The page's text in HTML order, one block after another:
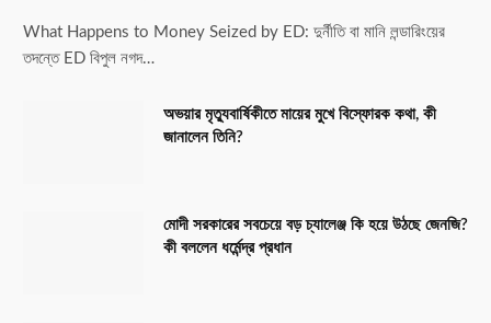
What Happens to Money Seized by ED: দুর্নীতি বা মানি লন্ডারিংয়ের
তদন্তে ED বিপুল নগদ…
অভয়ার মৃত্যুবার্ষিকীতে মায়ের মুখে বিস্ফোরক কথা, কী
জানালেন তিনি?
মোদী সরকারের সবচেয়ে বড় চ্যালেঞ্জ কি হয়ে উঠছে জেনজি?
কী বললেন ধর্মেন্দ্র প্রধান